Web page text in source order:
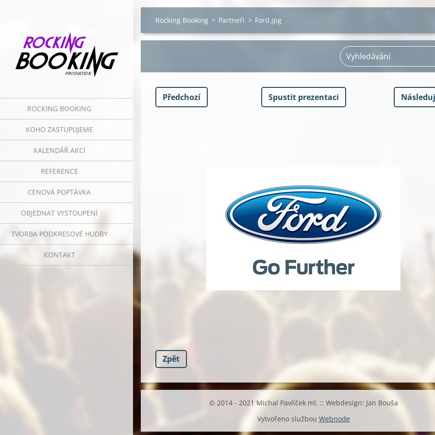
ROCKING BOOKING
KOHO ZASTUPUJEME
KALENDÁŘ AKCÍ
REFERENCE
CENOVÁ POPTÁVKA
OBJEDNAT VYSTOUPENÍ
TVORBA PODKRESOVÉ HUDBY
KONTAKT
Rocking Booking > Partneři > Ford.jpg
Předchozí Spustit prezentaci
Zpět
© 2014 - 2021 Michal Pavlíček ml. :: Webdesign: Jan Bouša
Vytvořeno službou Webnode